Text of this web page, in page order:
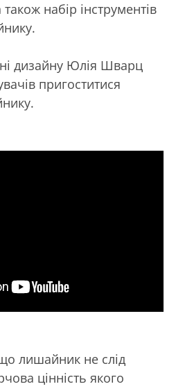
також набір інструментів
дизайну Юлія Шварц
пригоститися
лишайник не слід
цінність якого